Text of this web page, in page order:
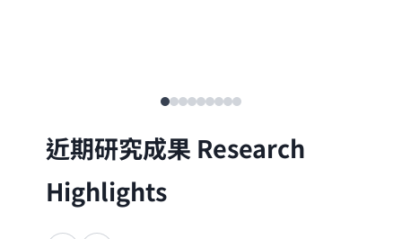
近期研究成果 Research
Highlights